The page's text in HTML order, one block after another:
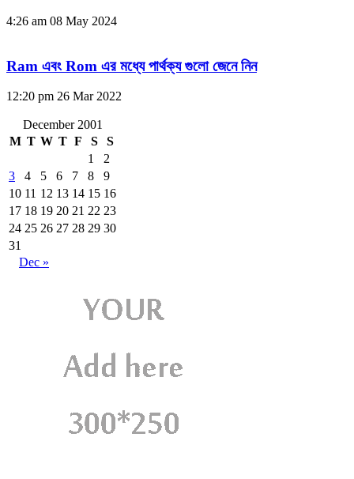
4:26 am 08 May 2024
Ram এবং Rom এর মধ্যে পার্থক্য গুলো জেনে নিন
12:20 pm 26 Mar 2022
December 2001
M T W T F S
S
1
2
3
4 5 6 7 8
9
10 11 12 13 14 15 16
17 18 19 20 21 22 23
24 25 26 27 28 29 30
31
Dec »